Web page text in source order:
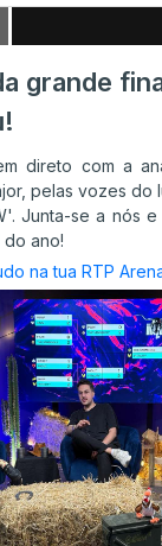
HEROIC
e FaZe em
do Major!
3
3
grande
direto com a
pelas vozes do
Junta-se a nós
ano!
na tua RTP